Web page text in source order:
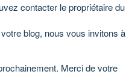
contacter le propriétaire du
blog, nous vous invitons à
Merci de votre